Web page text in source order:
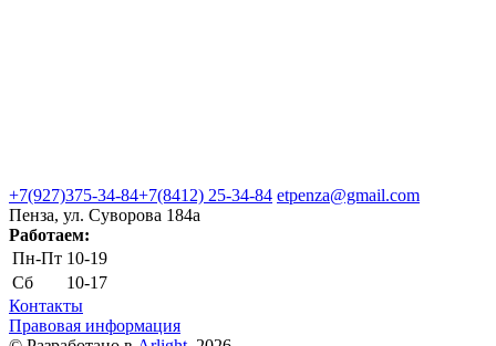
+7(927)375-34-84+7(8412) 25-34-84 etpenza@gmail.com
Пенза, ул. Cуворова 184а
Работаем:
Пн-Пт 10-19
Сб
10-17
Контакты
Правовая информация